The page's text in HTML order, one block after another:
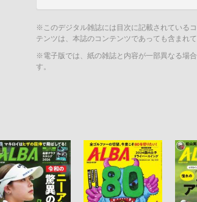
※このデジタル雑誌には目次に記載されている
テンツは、本誌のコンテンツであっても含まれ
※電子版では、紙の雑誌と内容が一部異なる場
す。